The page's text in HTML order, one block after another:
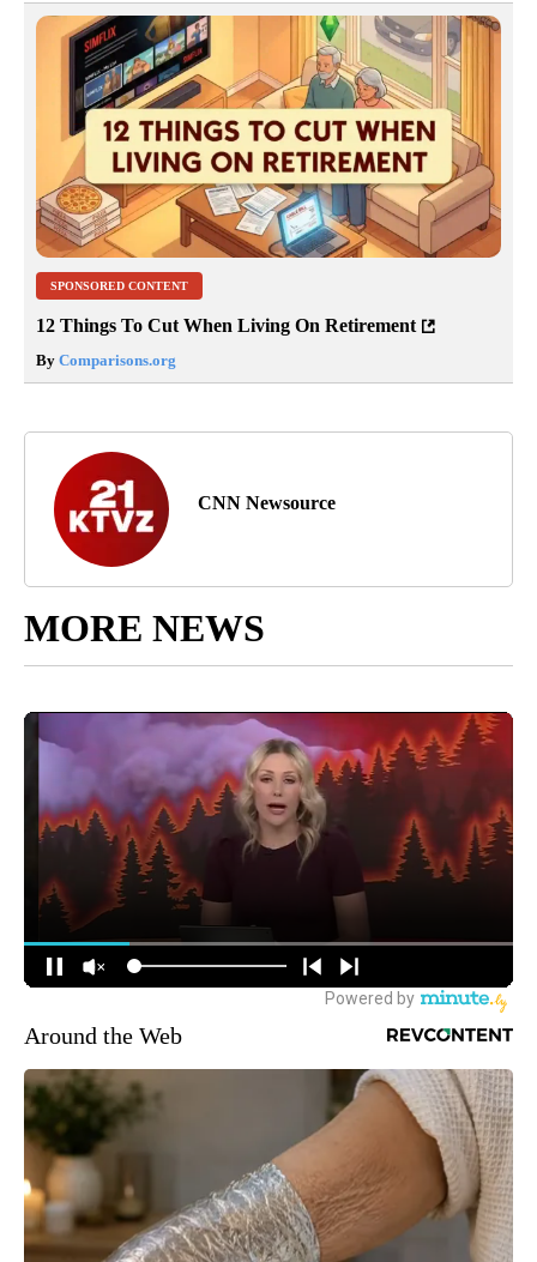
SPONSORED CONTENT
12 Things To Cut When Living On Retirement
By Comparisons.org
CNN Newsource
MORE NEWS
Around the Web